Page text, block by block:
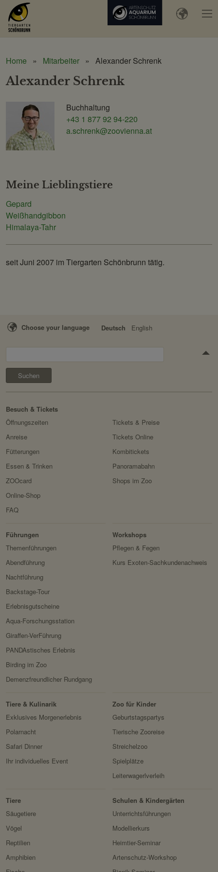
Home Mitarbeiter Alexander Schrenk
Alexander Schrenk
Buchhaltung
Schönbrunner
Tiergarten-
+43 1 877 92 94-220
a.schrenk@zoovienna.at
Meine Lieblingstiere
Gepard
Weißhandgibbon
Himalaya-Tahr
seit Juni 2007 im Tiergarten Schönbrunn tätig.
Choose your language Deutsch English
Besuch & Tickets
Öffnungszeiten
Anreise
Fütterungen
Essen & Trinken
ZOOcard
Tickets & Preise
Tickets Online
Kombitickets
Panoramabahn
Shops im Zoo
Online-Shop
FAQ
Zoo
Führungen
Themenführungen
Abendführung
Nachtführung
Backstage-Tour
Erlebnisgutscheine
Aqua-Forschungsstation
Giraffen-VerFührung
PANDAstisches Erlebnis
Birding im Zoo
Demenzfreundlicher Rundgang
Workshops
Pflegen & Fegen
Kurs Exoten-Sachkundenachweis
Tiere & Kulinarik
Exklusives Morgenerlebnis
Polarnacht
Safari Dinner
Ihr individuelles Event
Zoo für Kinder
Geburtstagspartys
Tierische Zooreise
Streichelzoo
Spielplätze
Leiterwagerlverleih
Schulen & Kindergärten
Unterrichtsführungen
Modellierkurs
Heimtier-Seminar
Artenschutz-Workshop
Tiere
Säugetiere
Vögel
Reptilien
Amphibien
&
Forschung